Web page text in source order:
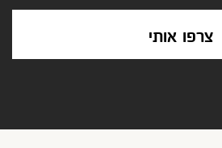
צרפו אותי